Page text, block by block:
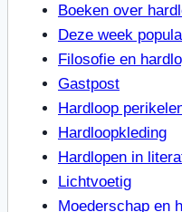
Boeken over
Deze week
Filosofie en
Gastpost
Hardloop
Hardloopkleding
Hardlopen in
Lichtvoetig
Moederschap en